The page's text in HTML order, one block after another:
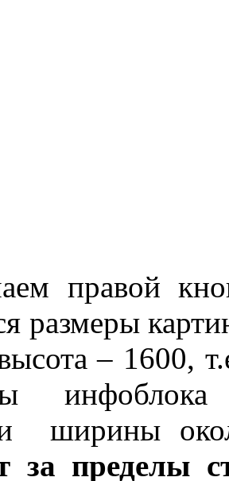
правой
размеры
– 1600,
ширины
за пределы